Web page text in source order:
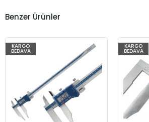
Benzer Ürünler
KARGO
BEDAVA
KARGO
BEDAVA